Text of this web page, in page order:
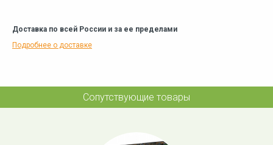
Доставка по всей России и за ее пределами
Подробнее о доставке
Сопутствующие товары